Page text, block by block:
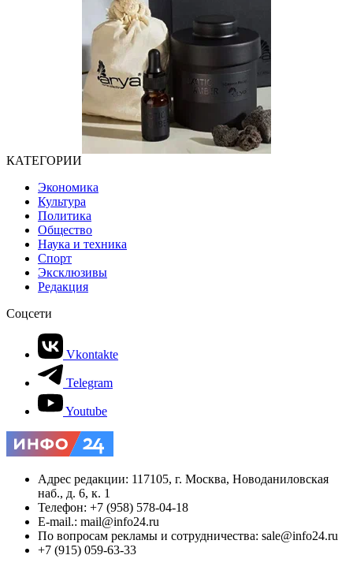
КАТЕГОРИИ
Экономика
Культура
Политика
Общество
Наука и техника
Спорт
Эксклюзивы
Редакция
Соцсети
Vkontakte
Telegram
Youtube
Адрес редакции: 117105, г. Москва, Новоданиловская
наб., д. 6, к. 1
Телефон: +7 (958) 578-04-18
E-mail.: mail@info24.ru
По вопросам рекламы и сотрудничества: sale@info24.ru
+7 (915) 059-63-33